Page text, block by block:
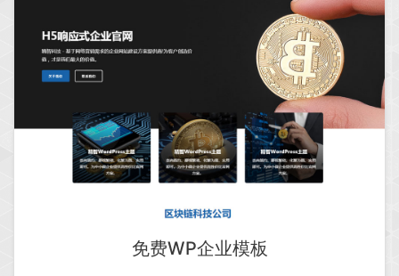
免费WP企业模板